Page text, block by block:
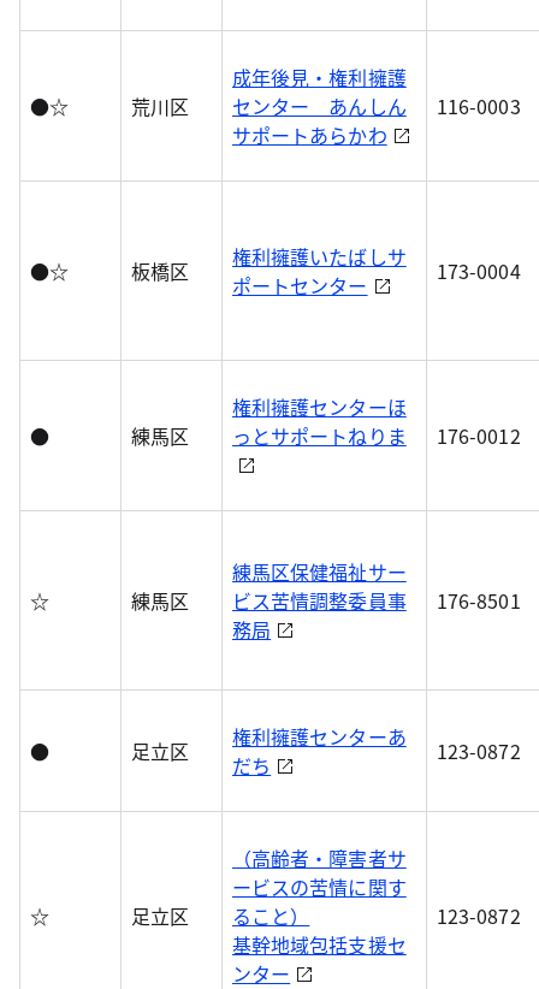
●☆ 荒川区
成年後見・権利擁護
センター あんしん
サポートあらかわ
116-0003
●☆ 板橋区
権利擁護いたばしサ
ポートセンター
173-0004
● 練馬区
権利擁護センターほ
っとサポートねりま
176-0012
☆ 練馬区
練馬区保健福祉サー
ビス苦情調整委員事
務局
176-8501
● 足立区
権利擁護センターあ
だち
123-0872
☆ 足立区
（高齢者・障害者サ
ービスの苦情に関す
ること）
基幹地域包括支援セ
ンター
123-0872